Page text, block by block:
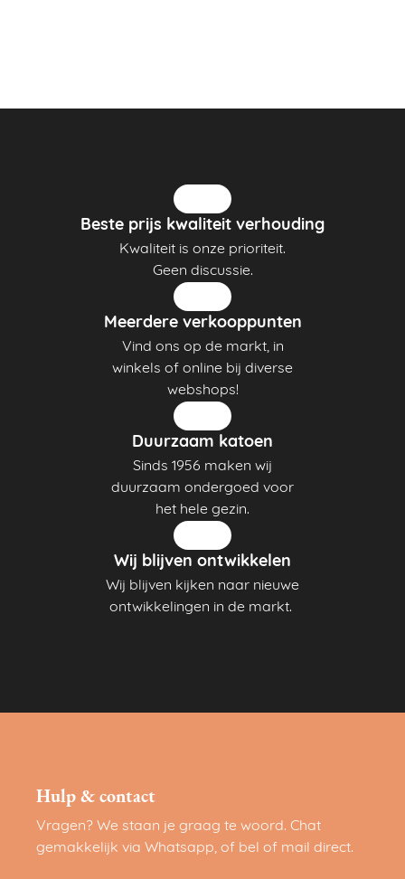
Beste prijs kwaliteit verhouding
Kwaliteit is onze prioriteit.
Geen discussie.
Meerdere verkooppunten
Vind ons op de markt, in
winkels of online bij diverse
webshops!
Duurzaam katoen
Sinds 1956 maken wij
duurzaam ondergoed voor
het hele gezin.
Wij blijven ontwikkelen
Wij blijven kijken naar nieuwe
ontwikkelingen in de markt.
Hulp & contact
Vragen? We staan je graag te woord. Chat
gemakkelijk via Whatsapp, of bel of mail direct.